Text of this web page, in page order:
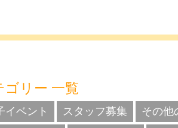
ゴリー 一覧
イベント スタッフ募集 その他